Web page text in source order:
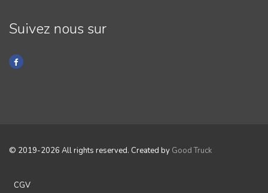
Suivez nous sur
© 2019-2026 All rights reserved. Created by Good Truck
CGV